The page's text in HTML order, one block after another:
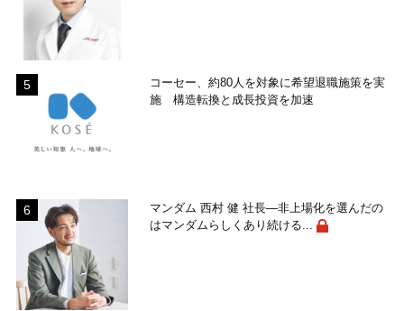
コーセー、約80人を対象に希望退職施策を実
施 構造転換と成長投資を加速
マンダム 西村 健 社長―非上場化を選んだの
はマンダムらしくあり続ける...